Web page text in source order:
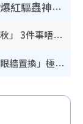
怕蟲人士夏日救星！日本3COINS爆紅驅蟲神器$45起 1招「全程免觸碰」輕鬆搞定小強
立秋2026｜8月7日立秋進入「多事之秋」 3件事唔做得！專家教6招開運 清枱頭／銀包納氣接好運
颱風白海豚料周日襲浙江！經歷5次「眼牆置換」極罕見 成登陸內地最長途颱風